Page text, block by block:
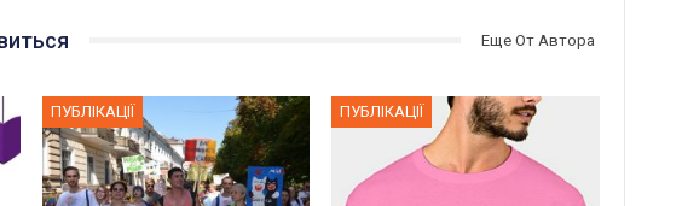
Еще От Автора
ПУБЛІКАЦІЇ ПУБЛІКАЦІЇ